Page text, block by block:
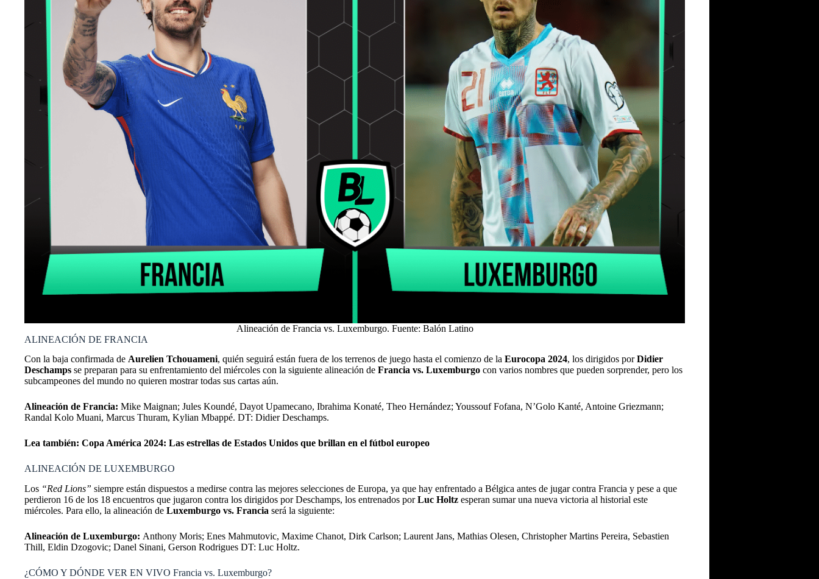
Alineación de Francia vs. Luxemburgo. Fuente: Balón Latino
ALINEACIÓN DE FRANCIA
Con la baja confirmada de Aurelien Tchouameni, quién seguirá están fuera de los terrenos de juego hasta el comienzo de la Eurocopa 2024, los dirigidos porDidier
Deschamps se preparan para su enfrentamiento del miércoles con la siguiente alineación de Francia vs. Luxemburgo con varios nombres que pueden sorprender, pero los
subcampeones del mundo no quieren mostrar todas sus cartas aún.
Alineación de Francia: Mike Maignan; Jules Koundé, Dayot Upamecano, Ibrahima Konaté, Theo Hernández; Youssouf Fofana, N’Golo Kanté, Antoine Griezmann;
Randal Kolo Muani, Marcus Thuram, Kylian Mbappé. DT: Didier Deschamps.
Lea también: Copa América 2024: Las estrellas de Estados Unidos que brillan en el fútbol europeo
ALINEACIÓN DE LUXEMBURGO
Los “Red Lions” siempre están dispuestos a medirse contra las mejores selecciones de Europa, ya que hay enfrentado a Bélgica antes de jugar contra Francia y pese a que
perdieron 16 de los 18 encuentros que jugaron contra los dirigidos por Deschamps, los entrenados porLuc Holtz esperan sumar una nueva victoria al historial este
miércoles. Para ello, la alineación de Luxemburgo vs. Francia será la siguiente:
Alineación de Luxemburgo: Anthony Moris; Enes Mahmutovic, Maxime Chanot, Dirk Carlson; Laurent Jans, Mathias Olesen, Christopher Martins Pereira, Sebastien
Thill, Eldin Dzogovic; Danel Sinani, Gerson Rodrigues DT: Luc Holtz.
¿CÓMO Y DÓNDE VER EN VIVO Francia vs. Luxemburgo?